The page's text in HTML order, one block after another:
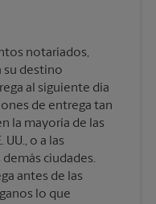
notariados,
su destino
al siguiente día
de entrega tan
la mayoría de las
o a las
demás ciudades.
antes de las
lo que